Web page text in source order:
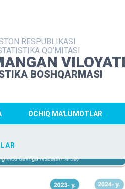
RESPUBLIKASI
QO‘MITASI
VILOYATI
BOSHQARMASI
OCHIQ MA'LUMOTLAR